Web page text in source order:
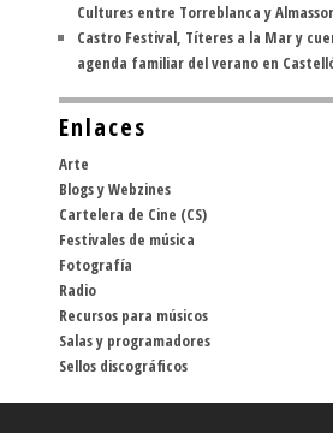
Cultures entre Torreblanca y
Castro Festival, Títeres a la Mar y
agenda familiar del verano en
Enlaces
Arte
Blogs y Webzines
Cartelera de Cine (CS)
Festivales de música
Fotografía
Radio
Recursos para músicos
Salas y programadores
Sellos discográficos